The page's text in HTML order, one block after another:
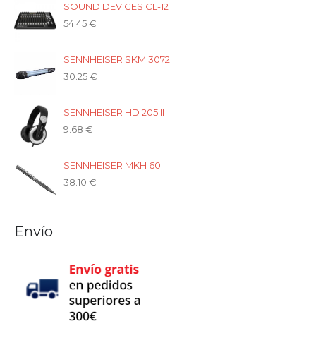
SOUND DEVICES CL-12
54.45€
SENNHEISER SKM 3072
30.25€
SENNHEISER HD 205 II
9.68 €
SENNHEISER MKH 60
38.10 €
Envío